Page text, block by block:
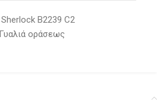
Sherlock B2239 C2
Γυαλιά οράσεως